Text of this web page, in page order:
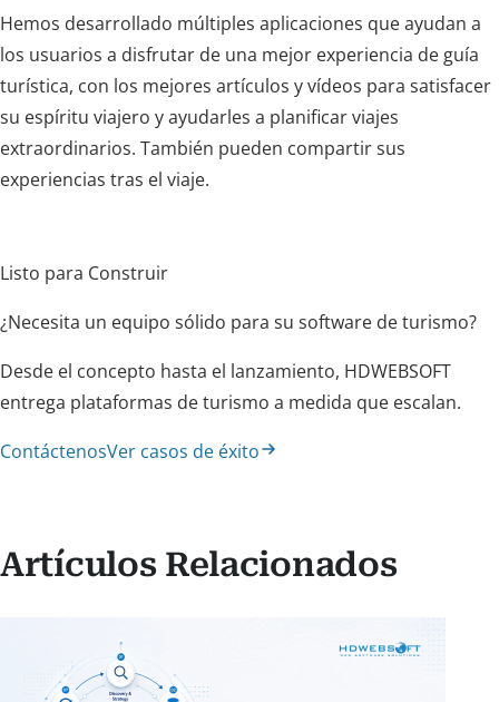
Hemos desarrollado múltiples aplicaciones que ayudan a
los usuarios a disfrutar de una mejor experiencia de guía
turística, con los mejores artículos y vídeos para satisfacer
su espíritu viajero y ayudarles a planificar viajes
extraordinarios. También pueden compartir sus
experiencias tras el viaje.
Listo para Construir
¿Necesita un equipo sólido para su software de turismo?
Desde el concepto hasta el lanzamiento, HDWEBSOFT
entrega plataformas de turismo a medida que escalan.
ContáctenosVer casos de éxito
Artículos Relacionados